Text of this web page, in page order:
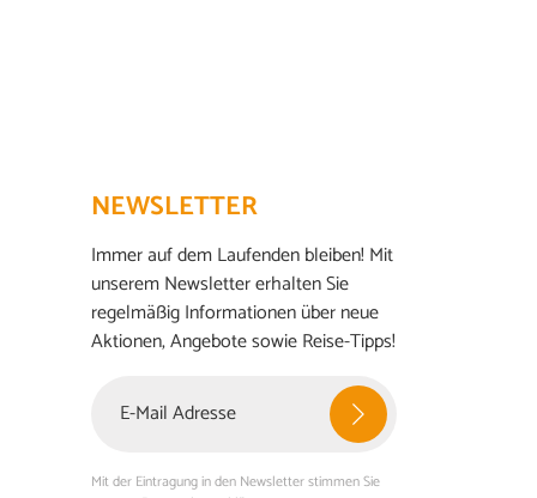
NEWSLETTER
Immer auf dem Laufenden bleiben! Mit
unserem Newsletter erhalten Sie
regelmäßig Informationen über neue
Aktionen, Angebote sowie Reise-Tipps!
Mit der Eintragung in den Newsletter stimmen Sie